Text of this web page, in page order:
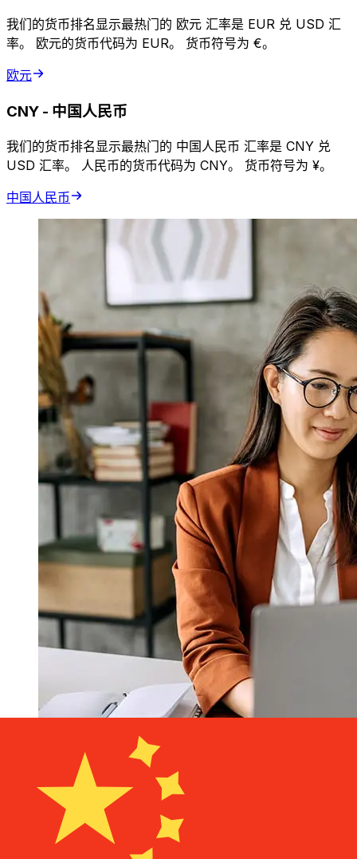
我们的货币排名显示最热门的 欧元 汇率是 EUR 兑 USD 汇
率。 欧元的货币代码为 EUR。 货币符号为 €。
欧元
CNY - 中国人民币
我们的货币排名显示最热门的 中国人民币 汇率是 CNY 兑
USD 汇率。 人民币的货币代码为 CNY。 货币符号为 ¥。
中国人民币
Bank of Cyprus EUR 到CNY 的传输速
度有多快？